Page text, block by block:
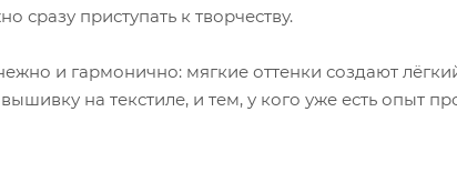
сразу приступать к творчеству.
и гармонично: мягкие оттенки создают
на текстиле, и тем, у кого уже есть опыт